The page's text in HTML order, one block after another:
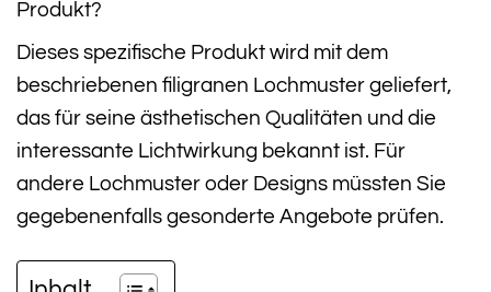
Produkt?
Dieses spezifische Produkt wird mit dem
beschriebenen filigranen Lochmuster geliefert,
das für seine ästhetischen Qualitäten und die
interessante Lichtwirkung bekannt ist. Für
andere Lochmuster oder Designs müssten Sie
gegebenenfalls gesonderte Angebote prüfen.